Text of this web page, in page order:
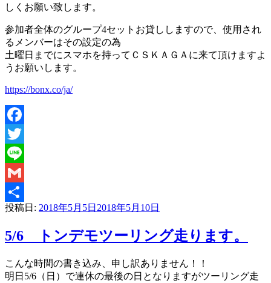
しくお願い致します。
参加者全体のグループ4セットお貸ししますので、使用され
るメンバーはその設定の為
土曜日までにスマホを持ってＣＳＫＡＧＡに来て頂けますよ
うお願いします。
https://bonx.co/ja/
Facebook
Twitter
Line
Gmail
共
有
投稿日: 2018年5月5日 2018年5月10日
5/6 トンデモツーリング走ります。
こんな時間の書き込み、申し訳ありません！！
明日5/6（日）で連休の最後の日となりますがツーリング走